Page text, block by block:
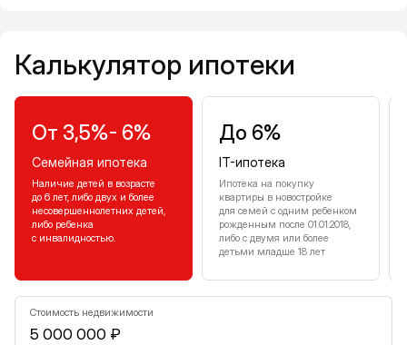
Калькулятор ипотеки
От 3,5%- 6%
Семейная ипотека
Наличие детей в возрасте
до 6 лет, либо двух и более
несовершеннолетних детей,
либо ребенка
с инвалидностью.
До 6%
IT-ипотека
Ипотека на покупку
квартиры в новостройке
для семей с одним ребенком
рожденным после 01.01.2018,
либо с двумя или более
детьми младше 18 лет
Стоимость недвижимости